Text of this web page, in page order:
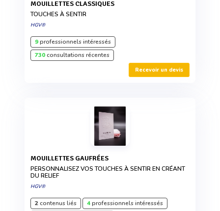
MOUILLETTES CLASSIQUES
TOUCHES À SENTIR
HGV®
9professionnels intéressés
730consultations récentes
Recevoir un devis
MOUILLETTES GAUFRÉES
PERSONNALISEZ VOS TOUCHES À SENTIR EN CRÉANT
DU RELIEF
HGV®
2contenus liés 4professionnels intéressés